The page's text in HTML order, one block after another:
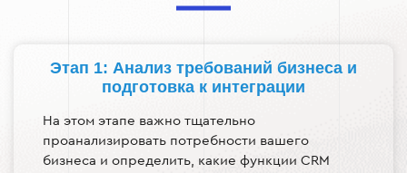
Этап 1: Анализ требований бизнеса и
подготовка к интеграции
На этом этапе важно тщательно
проанализировать потребности вашего
бизнеса и определить, какие функции CRM